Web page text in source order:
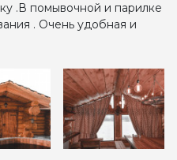
.В помывочной и парилке
. Очень удобная и